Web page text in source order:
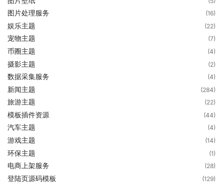
图片处理服务 (16)
娱乐主题 (22)
宠物主题 (7)
币圈主题 (4)
摄影主题 (2)
数据采集服务 (4)
新闻主题 (284)
旅游主题 (22)
模板插件资源 (44)
汽车主题 (4)
游戏主题 (14)
环保主题 (1)
电商上架服务 (28)
登陆页源码模板 (129)